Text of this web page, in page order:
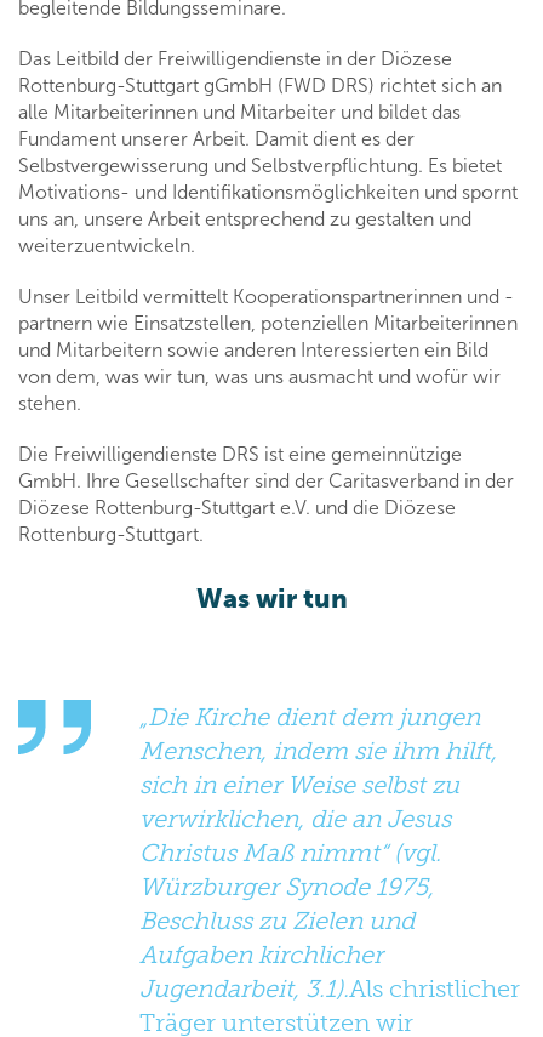
begleitende Bildungsseminare.
Das Leitbild der Freiwilligendienste in der Diözese
Rottenburg-Stuttgart gGmbH (FWD DRS) richtet sich an
alle Mitarbeiterinnen und Mitarbeiter und bildet das
Fundament unserer Arbeit. Damit dient es der
Selbstvergewisserung und Selbstverpflichtung. Es bietet
Motivations- und Identifikationsmöglichkeiten und spornt
uns an, unsere Arbeit entsprechend zu gestalten und
weiterzuentwickeln.
Unser Leitbild vermittelt Kooperationspartnerinnen und -
partnern wie Einsatzstellen, potenziellen Mitarbeiterinnen
und Mitarbeitern sowie anderen Interessierten ein Bild
von dem, was wir tun, was uns ausmacht und wofür wir
stehen.
Die Freiwilligendienste DRS ist eine gemeinnützige
GmbH. Ihre Gesellschafter sind der Caritasverband in der
Diözese Rottenburg-Stuttgart e.V. und die Diözese
Rottenburg-Stuttgart.
Was wir tun
„Die Kirche dient dem jungen
Menschen, indem sie ihm hilft,
sich in einer Weise selbst zu
verwirklichen, die an Jesus
Christus Maß nimmt“ (vgl.
Würzburger Synode 1975,
Beschluss zu Zielen und
Aufgaben kirchlicher
Jugendarbeit, 3.1).Als christlicher
Träger unterstützen wir